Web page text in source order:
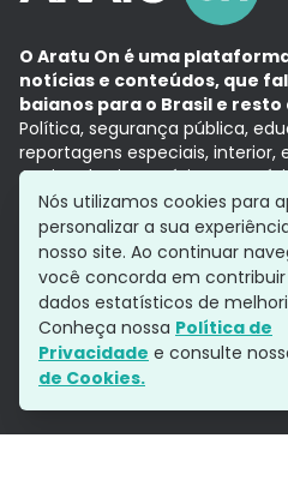
O Aratu On é uma
notícias e conteúdos, que
baianos para o Brasil e resto
Política, segurança pública,
reportagens especiais,
Aqui, tudo vira notícia e a
com a credibilidade do Grupo
Grupo Aratu
Política de
Siga-nos
Nós utilizamos cookies para
personalizar a sua
nosso site. Ao continuar
você concorda em contribuir
dados estatísticos de
Conheça nossa Política de
Privacidade e consulte
de Cookies.